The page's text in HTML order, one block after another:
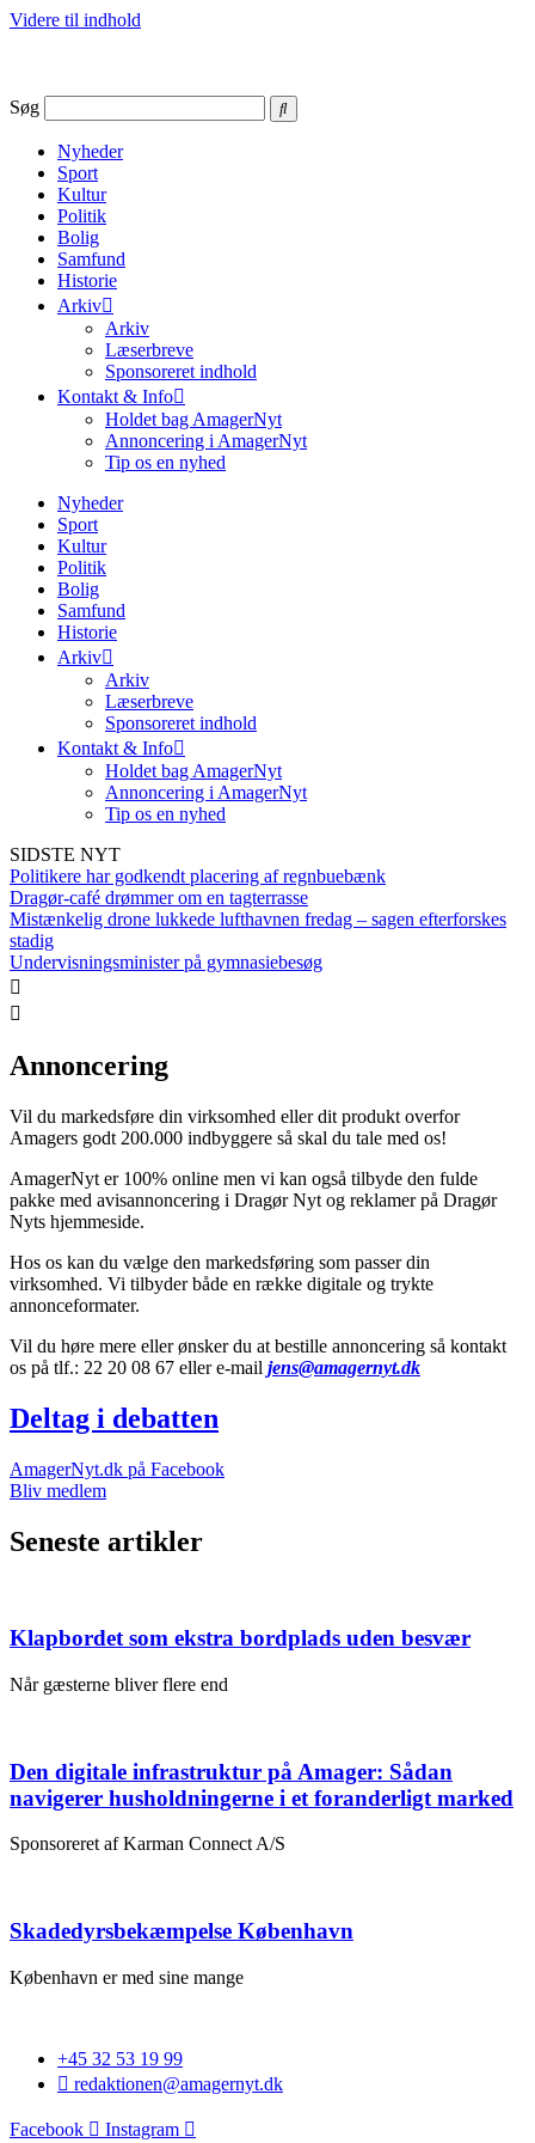
Videre til indhold
Søg
Nyheder
Sport
Kultur
Politik
Bolig
Samfund
Historie
Arkiv
Arkiv
Læserbreve
Sponsoreret indhold
Kontakt & Info
Holdet bag AmagerNyt
Annoncering i AmagerNyt
Tip os en nyhed
Nyheder
Sport
Kultur
Politik
Bolig
Samfund
Historie
Arkiv
Arkiv
Læserbreve
Sponsoreret indhold
Kontakt & Info
Holdet bag AmagerNyt
Annoncering i AmagerNyt
Tip os en nyhed
SIDSTE NYT
Politikere har godkendt placering af regnbuebænk
Dragør-café drømmer om en tagterrasse
Mistænkelig drone lukkede lufthavnen fredag – sagen efterforskes
stadig
Undervisningsminister på gymnasiebesøg
Annoncering
Vil du markedsføre din virksomhed eller dit produkt overfor
Amagers godt 200.000 indbyggere så skal du tale med os!
AmagerNyt er 100% online men vi kan også tilbyde den fulde
pakke med avisannoncering i Dragør Nyt og reklamer på Dragør
Nyts hjemmeside.
Hos os kan du vælge den markedsføring som passer din
virksomhed. Vi tilbyder både en række digitale og trykte
annonceformater.
Vil du høre mere eller ønsker du at bestille annoncering så kontakt
os på tlf.: 22 20 08 67 eller e-mail jens@amagernyt.dk
Deltag i debatten
AmagerNyt.dk på Facebook
Bliv medlem
Seneste artikler
Klapbordet som ekstra bordplads uden besvær
Når gæsterne bliver flere end
Den digitale infrastruktur på Amager: Sådan
navigerer husholdningerne i et foranderligt marked
Sponsoreret af Karman Connect A/S
Skadedyrsbekæmpelse København
København er med sine mange
+45 32 53 19 99
redaktionen@amagernyt.dk
Facebook Instagram